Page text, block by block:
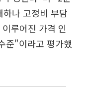
나 고정비 부담
루어진 가격 인
준"이라고 평가했